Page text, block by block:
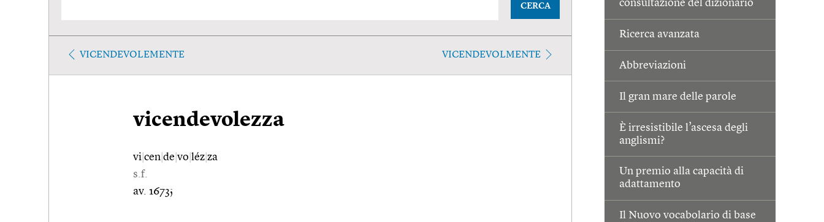
consultazione del dizionario
Ricerca avanzata
Abbreviazioni
Il gran mare delle parole
È irresistibile l’ascesa degli
anglismi?
Un premio alla capacità di
adattamento
Il Nuovo vocabolario di base
CERCA
VICENDEVOLEMENTE VICENDEVOLMENTE
vicendevolezza
vi cen de vo léz za
s.f.
av. 1673;